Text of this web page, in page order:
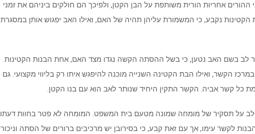
אחריות הורית משותפת על הבן הקטן, ולפיכך הם חולקים ביניהם את זמני
נקבע, כי המשמורת עליהן תהיה של האם, ואילו האב יפגוש אותן במסגרת
לב בשם האב נטען, כי בשל ההסתה הקשה נגדו מצד האם, אחת הבנות הקטינות
הקשר, ואילו הבת הקטינה השנייה מוכנה להיפגש איתו רק בליווי מקצועי. גם
כל קשר אביה. הקשר התקין היחיד שנותר לאב הוא עם בנו הקטן.
לב על תסקיר של מומחה שמונה מטעם בית המשפט. המומחה לא פטר בחוות דעתו
לקשר עימו, אך עם זאת קבע, כי בסירובן יש מרכיבים ברורים של הסתה וניכור